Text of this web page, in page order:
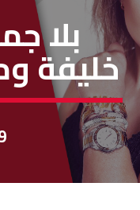
بلا
خليفة